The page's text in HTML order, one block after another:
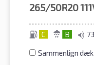
265/50R20
C B
Sammenlign dæk